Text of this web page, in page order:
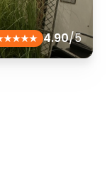
4.90/5